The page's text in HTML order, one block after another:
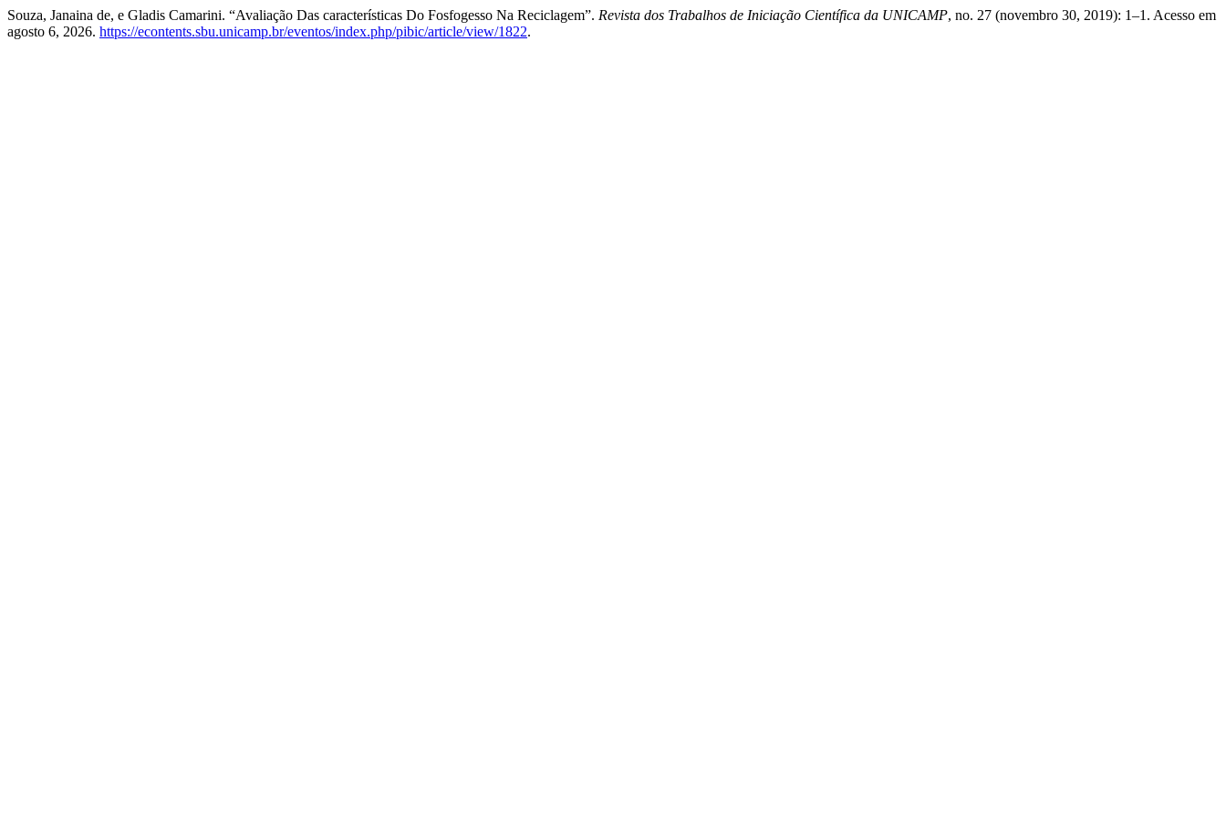
Souza, Janaina de, e Gladis Camarini. “Avaliação Das características Do Fosfogesso Na Reciclagem”. Revista dos Trabalhos de Iniciação Científica da UNICAMP, no. 27 (novembro 30, 2019): 1–1. Acesso em
agosto 6, 2026. https://econtents.sbu.unicamp.br/eventos/index.php/pibic/article/view/1822.